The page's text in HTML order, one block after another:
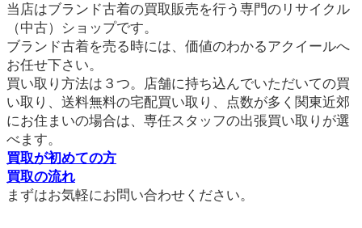
当店はブランド古着の買取販売を行う専門のリサイクル
（中古）ショップです。
ブランド古着を売る時には、価値のわかるアクイールへ
お任せ下さい。
買い取り方法は３つ。店舗に持ち込んでいただいての買
い取り、送料無料の宅配買い取り、点数が多く関東近郊
にお住まいの場合は、専任スタッフの出張買い取りが選
べます。
買取が初めての方
買取の流れ
まずはお気軽にお問い合わせください。